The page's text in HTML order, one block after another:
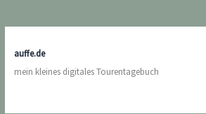
auffe.de
mein kleines digitales Tourentagebuch